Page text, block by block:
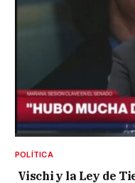
POLÍTICA
Vischi y la Ley de